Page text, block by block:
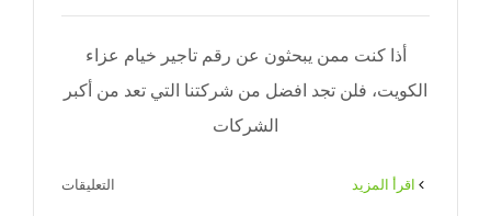
أذا كنت ممن يبحثون عن رقم تاجير خيام عزاء
الكويت، فلن تجد افضل من شركتنا التي تعد من أكبر
الشركات
التعليقات